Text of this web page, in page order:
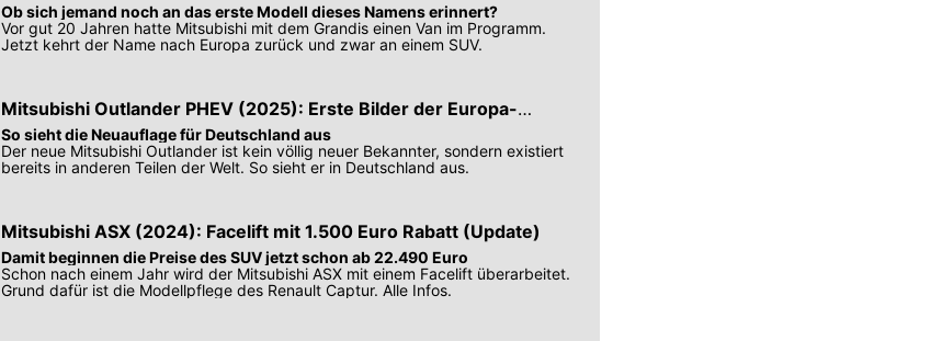
Ob sich jemand noch an das erste Modell dieses Namens erinnert?
Vor gut 20 Jahren hatte Mitsubishi mit dem Grandis einen Van im Programm.
Jetzt kehrt der Name nach Europa zurück und zwar an einem SUV.
Mitsubishi Outlander PHEV (2025): Erste Bilder der Europa-
Version
So sieht die Neuauflage für Deutschland aus
Der neue Mitsubishi Outlander ist kein völlig neuer Bekannter, sondern existiert
bereits in anderen Teilen der Welt. So sieht er in Deutschland aus.
Mitsubishi ASX (2024): Facelift mit 1.500 Euro Rabatt (Update)
Damit beginnen die Preise des SUV jetzt schon ab 22.490 Euro
Schon nach einem Jahr wird der Mitsubishi ASX mit einem Facelift überarbeitet.
Grund dafür ist die Modellpflege des Renault Captur. Alle Infos.